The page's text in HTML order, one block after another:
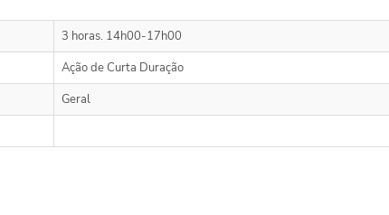
3 horas. 14h00-17h00
Ação de Curta Duração
Geral